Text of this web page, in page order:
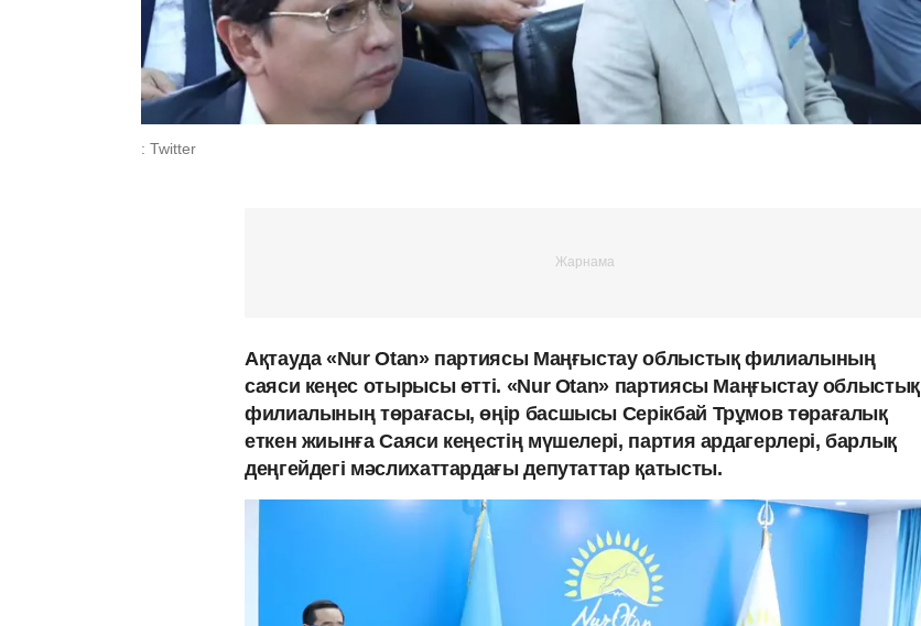
: Twitter
Ақтауда «Nur Otan» партиясы Маңғыстау облыстық филиалының
саяси кеңес отырысы өтті. «Nur Otan» партиясы Маңғыстау облыстық
филиалының төрағасы, өңір басшысы Серікбай Трұмов төрағалық
еткен жиынға Саяси кеңестің мүшелері, партия ардагерлері, барлық
деңгейдегі мәслихаттардағы депутаттар қатысты.